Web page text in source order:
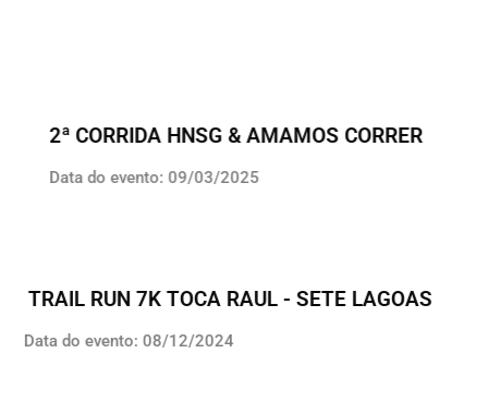
2ª CORRIDA HNSG & AMAMOS CORRER
Data do evento: 09/03/2025
TRAIL RUN 7K TOCA RAUL - SETE LAGOAS
Data do evento: 08/12/2024